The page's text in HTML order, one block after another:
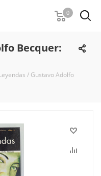
0
Becquer:
/ Gustavo Adolfo